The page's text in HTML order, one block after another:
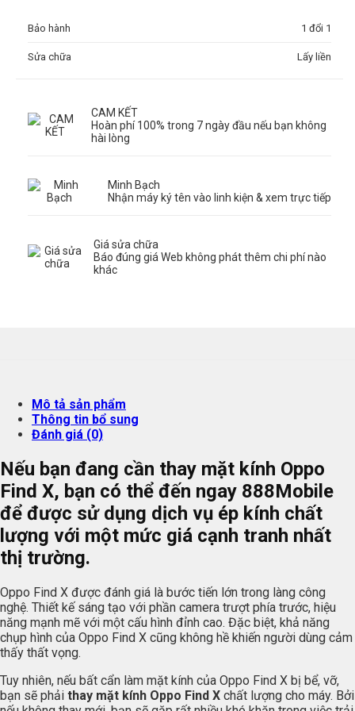
Bảo hành 1 đổi 1
Sửa chữa Lấy liền
CAM KẾT
Hoàn phí 100% trong 7 ngày đầu nếu bạn không
hài lòng
Minh Bạch
Nhận máy ký tên vào linh kiện & xem trực tiếp
Giá sửa chữa
Báo đúng giá Web không phát thêm chi phí nào
khác
Mô tả sản phẩm
Thông tin bổ sung
Đánh giá (0)
Nếu bạn đang cần thay mặt kính Oppo
Find X, bạn có thể đến ngay 888Mobile
để được sử dụng dịch vụ ép kính chất
lượng với một mức giá cạnh tranh nhất
thị trường.
Oppo Find X được đánh giá là bước tiến lớn trong làng công
nghệ. Thiết kế sáng tạo với phần camera trượt phía trước, hiệu
năng mạnh mẽ với một cấu hình đỉnh cao. Đặc biệt, khả năng
chụp hình của Oppo Find X cũng không hề khiến người dùng cảm
thấy thất vọng.
Tuy nhiên, nếu bất cẩn làm mặt kính của Oppo Find X bị bể, vỡ,
bạn sẽ phải thay mặt kính Oppo Find X chất lượng cho máy. Bởi